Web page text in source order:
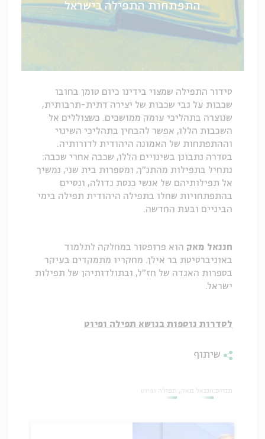
התפתחות התפילה בישראל
סידור התפילה שמצוי בידינו כיום טומן בחובו
שכבות על גבי שכבות של יצירה דתית-תרבותית,
שנוצרה בתהליכי עומק ממושכים. כשצוללים אל
השכבות הללו, אפשר להבחין בתהליכי השינוי
וההתפתחות של האמונה היהודית לדורותיה.
בסדרה נתבונן בשינויים הללו, שכבה אחרי שכבה:
נתחיל בתפילות מהתנ"ך, ומספרות בית שני, נמשיך
אל תפילותיהם של אנשי כנסת גדולה, ונסיים
בהתפתחויות שחלו בתפילה היהודית תפילה בימי
הביניים ובעת החדשה.
חננאל מאק הוא פרופסור במחלקה לתלמוד
באוניברסיטת בר אילן. מחקריו מתמקדים בעיקר
בספרות האגדה של חז"ל, ובתולדותיהן של תפילות
ישראל.
לסדרות נוספות בנושא תפילה ופיוט
שיתוף
תגיות:חננאל מאק תפילה ופיוט